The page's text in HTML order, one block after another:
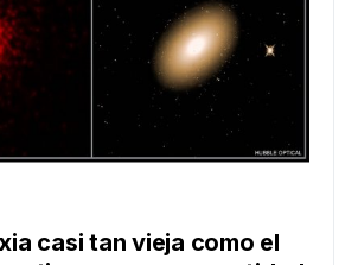
casi tan vieja como el